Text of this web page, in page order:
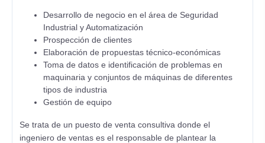
Desarrollo de negocio en el área de Seguridad
Industrial y Automatización
Prospección de clientes
Elaboración de propuestas técnico-económicas
Toma de datos e identificación de problemas en
maquinaria y conjuntos de máquinas de diferentes
tipos de industria
Gestión de equipo
Se trata de un puesto de venta consultiva donde el
ingeniero de ventas es el responsable de plantear la